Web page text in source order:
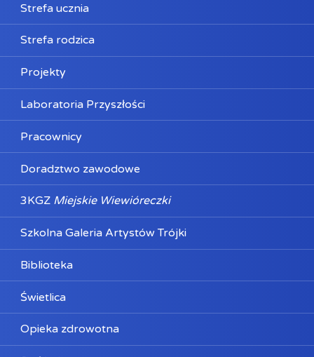
Strefa ucznia
Strefa rodzica
Projekty
Laboratoria Przyszłości
Pracownicy
Doradztwo zawodowe
3KGZ Miejskie Wiewióreczki
Szkolna Galeria Artystów Trójki
Biblioteka
Świetlica
Opieka zdrowotna